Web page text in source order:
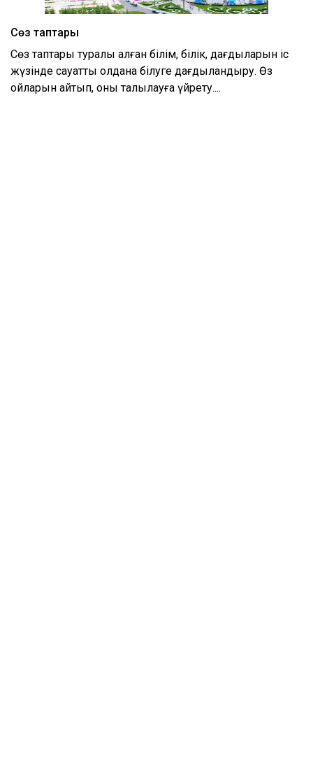
Сөз таптары
Сөз таптары туралы алған білім, білік, дағдыларын іс
жүзінде сауатты қолдана білуге дағдыландыру. Өз
ойларын айтып, оны талқылауға үйрету....